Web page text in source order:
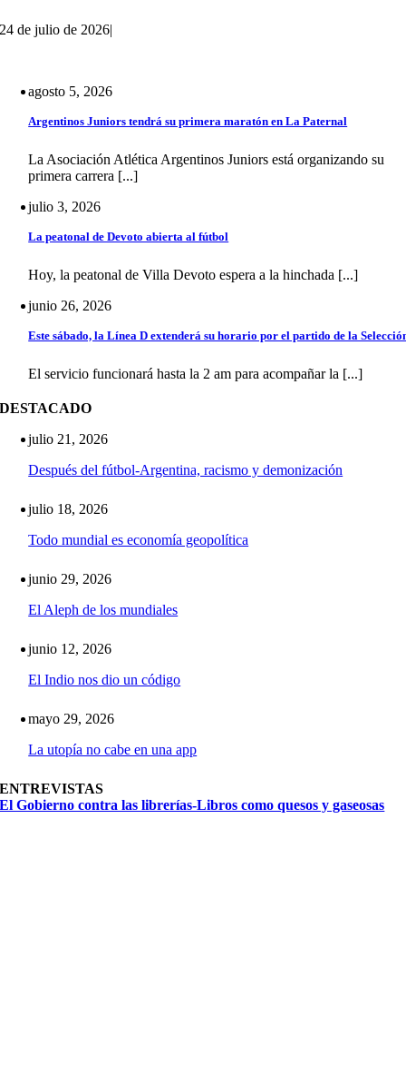
24 de julio de 2026|
agosto 5, 2026
Argentinos Juniors tendrá su primera maratón en La Paternal
La Asociación Atlética Argentinos Juniors está organizando su
primera carrera [...]
julio 3, 2026
La peatonal de Devoto abierta al fútbol
Hoy, la peatonal de Villa Devoto espera a la hinchada [...]
junio 26, 2026
Este sábado, la Línea D extenderá su horario por el partido de la
El servicio funcionará hasta la 2 am para acompañar la [...]
DESTACADO
julio 21, 2026
Después del fútbol-Argentina, racismo y demonización
julio 18, 2026
Todo mundial es economía geopolítica
junio 29, 2026
El Aleph de los mundiales
junio 12, 2026
El Indio nos dio un código
mayo 29, 2026
La utopía no cabe en una app
ENTREVISTAS
El Gobierno contra las librerías-Libros como quesos y gaseosas